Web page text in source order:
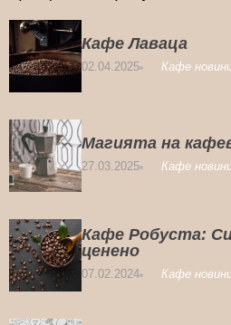
Кафе Лаваца
02.04.2025 Кафе
Магията на
27.03.2025 Кафе
Кафе Робуста:
ценено
07.02.2024 Кафе